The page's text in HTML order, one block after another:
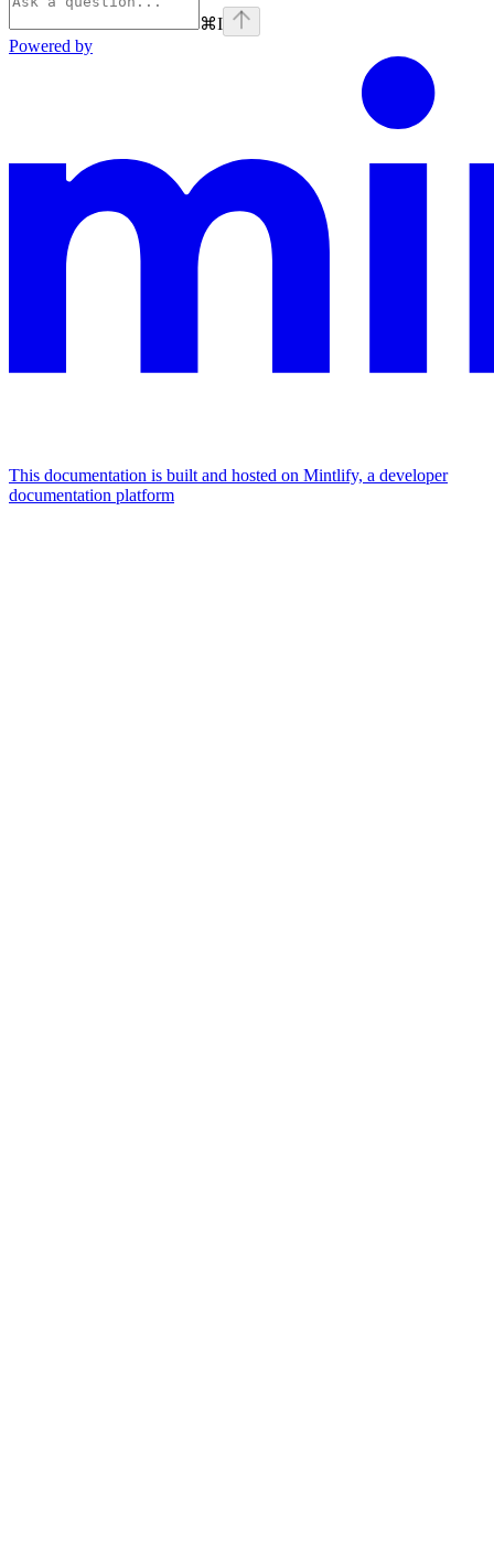
⌘I
Powered by
This documentation is built and hosted on Mintlify, a developer
documentation platform